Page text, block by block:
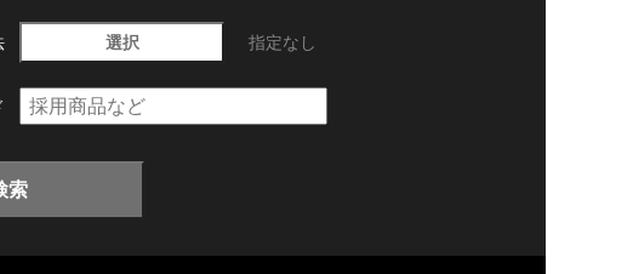
選択 指定なし
索